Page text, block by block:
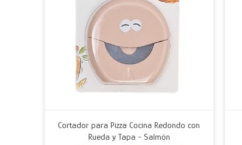
Cortador para Pizza Cocina Redondo con
Rueda y Tapa - Salmón